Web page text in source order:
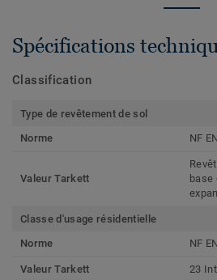
Spécifications
Classification
Type de revêtement de sol
Norme
NF
Valeur Tarkett
base
Classe d'usage résidentielle
Norme
NF
Valeur Tarkett 23